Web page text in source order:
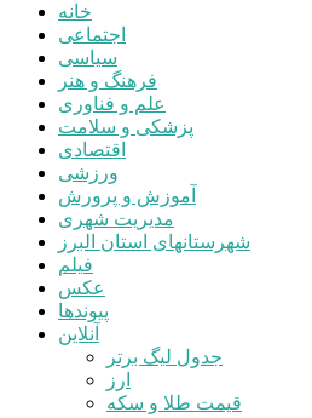
خانه
اجتماعی
سیاسی
فرهنگ و هنر
علم و فناوری
پزشکی و سلامت
اقتصادی
ورزشی
آموزش و پرورش
مدیریت شهری
شهرستانهای استان البرز
فیلم
عکس
پیوندها
آنلاین
جدول لیگ برتر
ارز
قیمت طلا و سکه